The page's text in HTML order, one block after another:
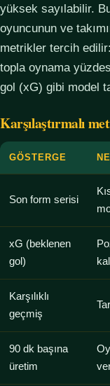
yüksek sayılabilir.
oyuncunun ve
metrikler tercih
topla oynama
gol (xG) gibi model
Karşılaştırmalı
GÖSTERGE
Son form serisi
xG (beklenen
gol)
Karşılıklı
geçmiş
90 dk başına
üretim